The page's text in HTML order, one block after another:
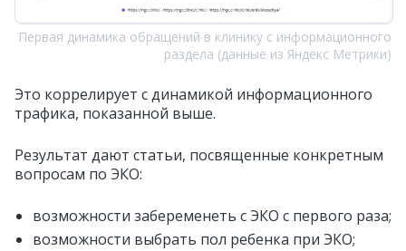
Первая динамика обращений в клинику с информационного
раздела (данные из Яндекс Метрики)
Это коррелирует с динамикой информационного
трафика, показанной выше.
Результат дают статьи, посвященные конкретным
вопросам по ЭКО:
возможности забеременеть с ЭКО с первого раза;
возможности выбрать пол ребенка при ЭКО;